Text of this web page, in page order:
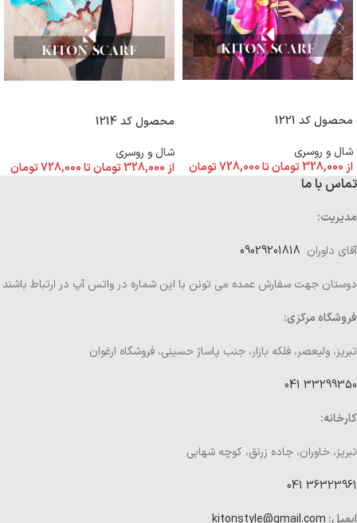
محصول کد 1221
شال و روسری
از 328,000تومانتا728,000تومان
محصول کد 1214
شال و روسری
از 328,000تومانتا728,000تومان
تماس با ما
مدیریت:
آقای داوران
دوستان جهت سفارش عمده می تونن با این شماره در واتس آپ در ارتباط باشند
فروشگاه مرکزی:
تبریز، ولیعصر، فلکه بازار، جنب پاساژ حسینی، فروشگاه ارغوان
33299350 041
کارخانه:
تبریز، خاوران، جاده زرنق، کوچه شهابی
36323961 041
ایمیل: kitonstyle@gmail.com